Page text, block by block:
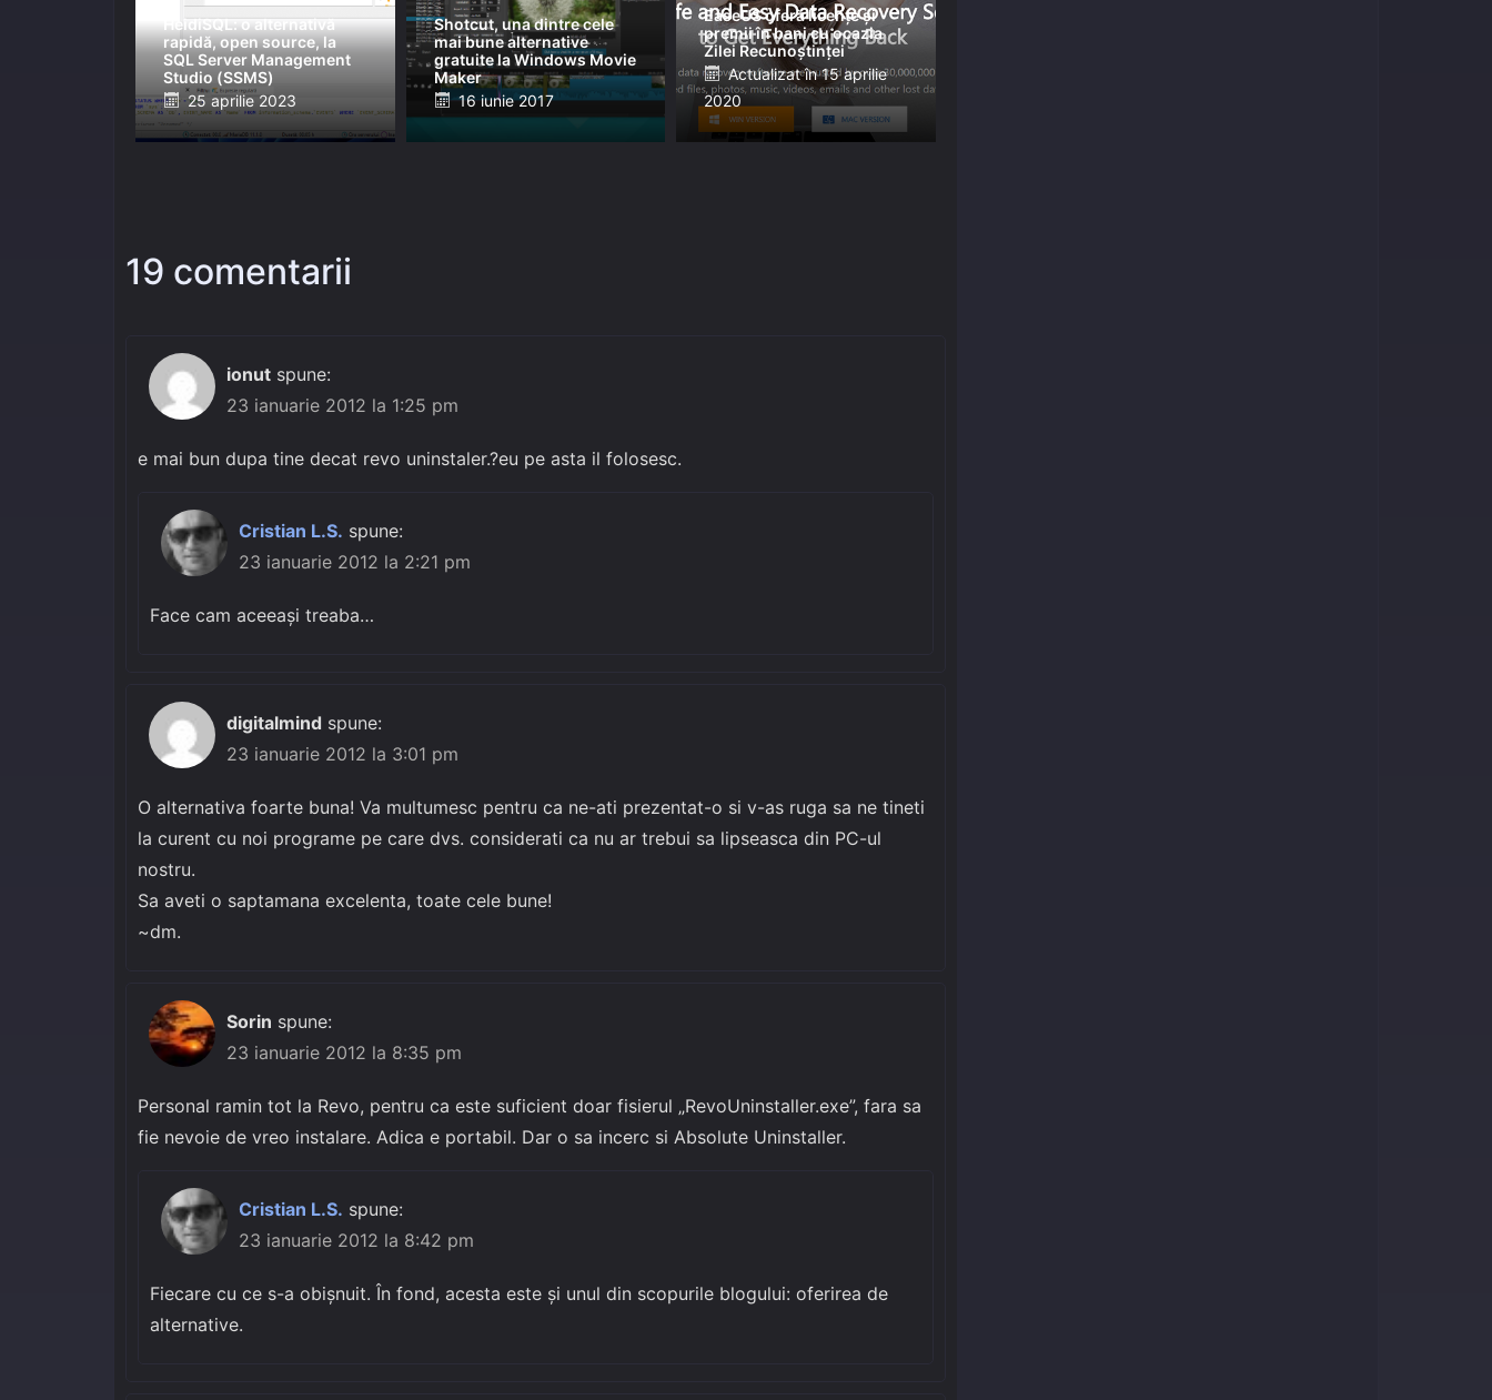
HeidiSQL: o alternativă
rapidă, open source, la
SQL Server Management
Studio (SSMS)
Posted
on
25 aprilie 2023
Shotcut, una dintre cele
mai bune alternative
gratuite la Windows Movie
Maker
Posted
16 iunie 2017
EaseUS oferă licențe și
premii în bani cu ocazia
Zilei Recunoștinței
Posted
on
Actualizat în 15 aprilie
2020
19 comentarii
ionut spune:
23 ianuarie 2012 la 1:25 pm
e mai bun dupa tine decat revo uninstaler.?eu pe asta il folosesc.
Cristian L.S. spune:
23 ianuarie 2012 la 2:21 pm
Face cam aceeași treaba…
digitalmind spune:
23 ianuarie 2012 la 3:01 pm
O alternativa foarte buna! Va multumesc pentru ca ne-ati prezentat-o si v-as ruga sa ne tineti
la curent cu noi programe pe care dvs. considerati ca nu ar trebui sa lipseasca din PC-ul
nostru.
Sa aveti o saptamana excelenta, toate cele bune!
~dm.
Sorin spune:
23 ianuarie 2012 la 8:35 pm
Personal ramin tot la Revo, pentru ca este suficient doar fisierul „RevoUninstaller.exe”, fara sa
fie nevoie de vreo instalare. Adica e portabil. Dar o sa incerc si Absolute Uninstaller.
Cristian L.S. spune:
23 ianuarie 2012 la 8:42 pm
Fiecare cu ce s-a obișnuit. În fond, acesta este și unul din scopurile blogului: oferirea de
alternative.